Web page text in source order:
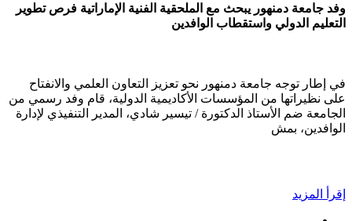
وفد جامعة دمنهور يبحث مع الملحقية الفنية الإماراتية فرص تطوير
التعليم الدولي واستقطاب الوافدين
في إطار توجه جامعة دمنهور نحو تعزيز التعاون العلمي والانفتاح
على نظيراتها من المؤسسات الأكاديمية الدولية، قام وفد رسمي من
الجامعة ضم الأستاذ الدكتورة / تيسير شادي، المدير التنفيذي لإدارة
الوافدين، بمش
إقرأ المزيد